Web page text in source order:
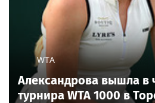
WTA
Александрова вышла в
турнира WTA 1000 в